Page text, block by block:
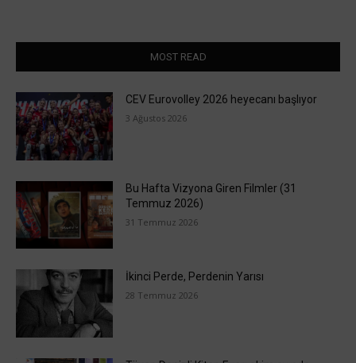
MOST READ
CEV Eurovolley 2026 heyecanı başlıyor
3 Ağustos 2026
Bu Hafta Vizyona Giren Filmler (31
Temmuz 2026)
31 Temmuz 2026
İkinci Perde, Perdenin Yarısı
28 Temmuz 2026